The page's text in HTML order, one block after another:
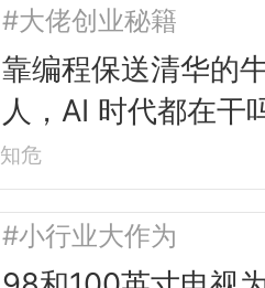
#大佬创业秘籍
靠编程保送清华的
人，AI 时代都在干
知危
#小行业大作为